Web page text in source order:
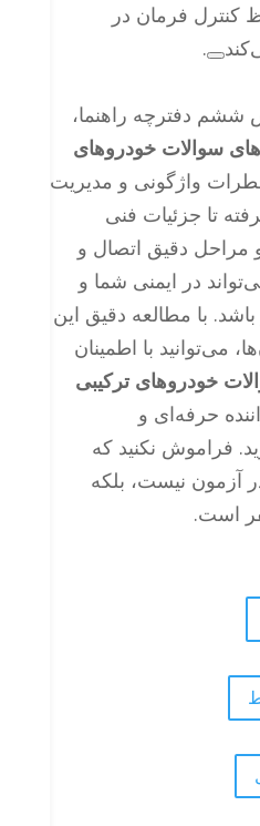
کنترل فرمان در
.
دفترچه راهنما،
سوالات خودروهای
واژگونی و مدیریت
تا جزئیات فنی
مراحل دقیق اتصال و
در ایمنی شما و
باشد. با مطالعه دقیق این
می‌توانید با اطمینان
خودروهای ترکیبی
حرفه‌ای و
فراموش نکنید که
آزمون نیست، بلکه
است.